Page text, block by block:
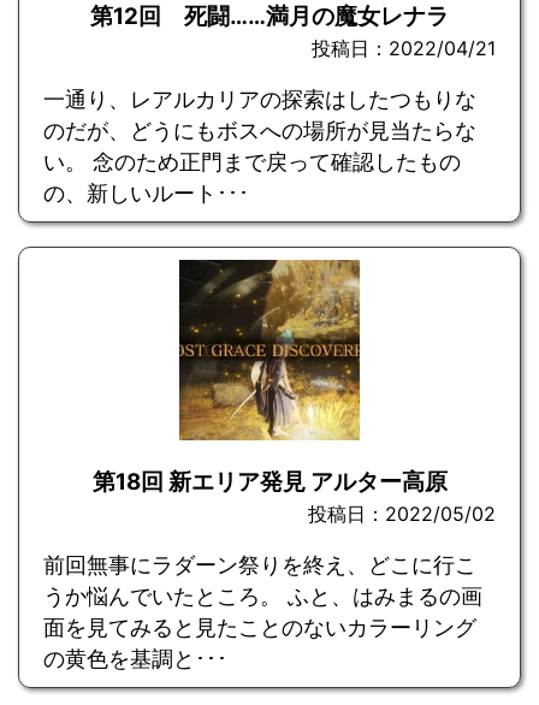
第12回 死闘……満月の魔女レナラ
投稿日：2022/04/21
一通り、レアルカリアの探索はしたつもりな
のだが、どうにもボスへの場所が見当たらな
い。 念のため正門まで戻って確認したもの
の、新しいルート･･･
第18回 新エリア発見 アルター高原
投稿日：2022/05/02
前回無事にラダーン祭りを終え、どこに行こ
うか悩んでいたところ。 ふと、はみまるの画
面を見てみると見たことのないカラーリング
の黄色を基調と･･･